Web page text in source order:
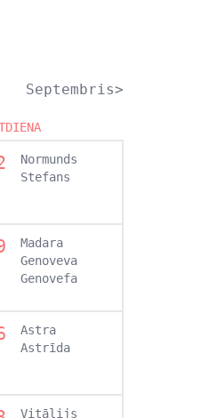
Septembris>
Normunds
Stefans
Madara
Genoveva
Genovefa
Astra
Astrīda
Vitālijs